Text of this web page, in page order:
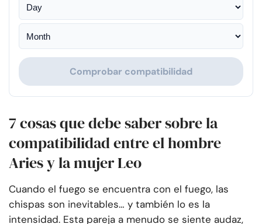
Comprobar compatibilidad
7 cosas que debe saber sobre la
compatibilidad entre el hombre
Aries y la mujer Leo
Cuando el fuego se encuentra con el fuego, las
chispas son inevitables… y también lo es la
intensidad. Esta pareja a menudo se siente audaz,